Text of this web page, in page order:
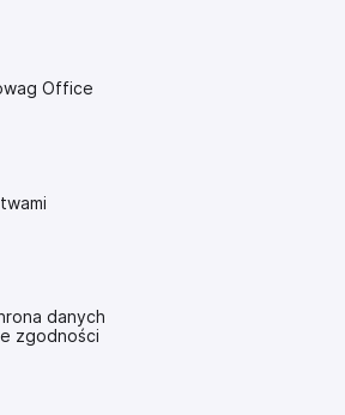
Office
danych
zgodności